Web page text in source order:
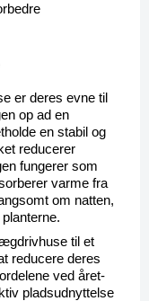
er deres evne til
op ad en
en stabil og
reducerer
fungerer som
varme fra
om natten,
til et
reducere deres
ved året-
pladsudnyttelse